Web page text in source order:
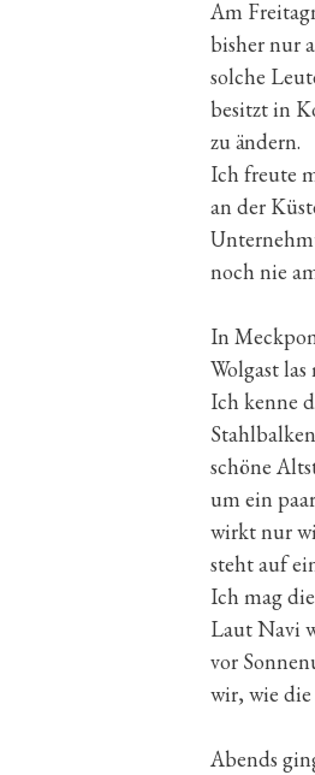
Am
bisher nur
solche
besitzt in
zu ändern.
Ich freute
an der
noch nie
In
Wolgast
Ich kenne
schöne
um ein
wirkt nur
steht auf
Ich mag
Laut Navi
vor
wir, wie
Abends